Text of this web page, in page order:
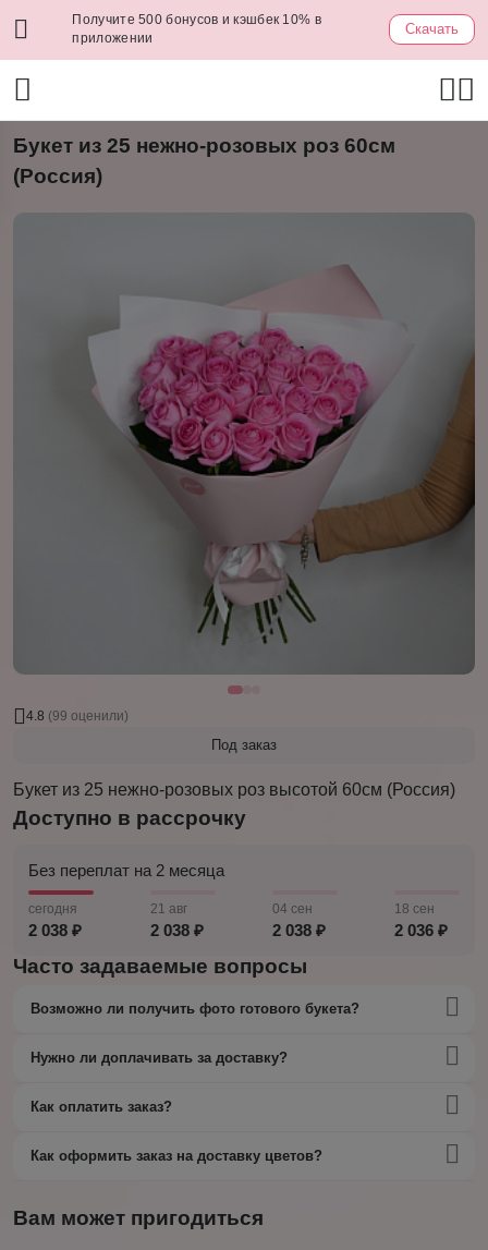
Получите 500 бонусов и кэшбек 10% в
приложении
Скачать
Букет из 25 нежно-розовых роз 60см
(Россия)
4.8 (99 оценили)
Под заказ
Букет из 25 нежно-розовых роз высотой 60см (Россия)
Доступно в рассрочку
Без переплат на 2 месяца
сегодня
2 038 ₽
21 авг
2 038 ₽
04 сен
2 038 ₽
18 сен
2 036 ₽
Часто задаваемые вопросы
Возможно ли получить фото готового букета?
Нужно ли доплачивать за доставку?
Как оплатить заказ?
Как оформить заказ на доставку цветов?
Вам может пригодиться